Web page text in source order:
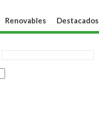
Renovables Destacados